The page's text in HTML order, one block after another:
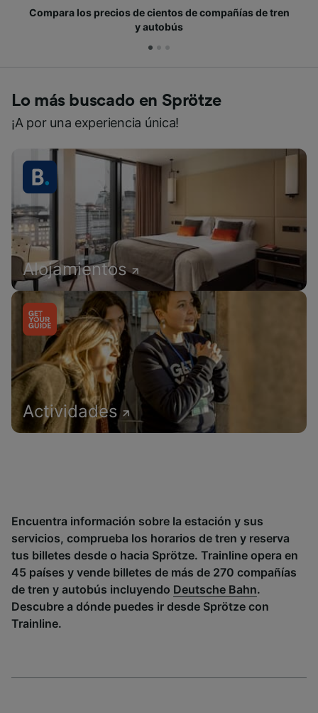
Compara los precios de cientos de compañías de tren
y autobús
Lo más buscado en Sprötze
¡A por una experiencia única!
Alojamientos
Actividades
Encuentra información sobre la estación y sus
servicios, comprueba los horarios de tren y reserva
tus billetes desde o hacia Sprötze. Trainline opera en
45 países y vende billetes de más de 270 compañías
de tren y autobús incluyendo Deutsche Bahn.
Descubre a dónde puedes ir desde Sprötze con
Trainline.